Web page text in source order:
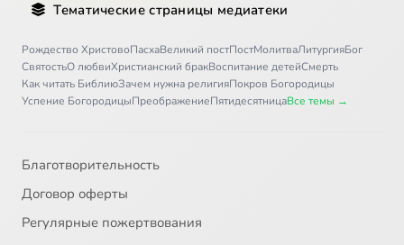
Тематические страницы медиатеки
Рождество ХристовоПасхаВеликий постПостМолитваЛитургияБог
СвятостьО любвиХристианский бракВоспитание детейСмерть
Как читать БиблиюЗачем нужна религияПокров Богородицы
Успение БогородицыПреображениеПятидесятницаВсе темы →
Благотворительность
Договор оферты
Регулярные пожертвования